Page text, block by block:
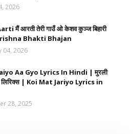
2026
मैं आरती तेरी गाउँ ओ केशव कुञ्ज बिहारी
Bhakti Bhajan
04, 2026
Aa Gyo Lyrics In Hindi | मुरली
लिरिक्स | Koi Mat Jariyo Lyrics in
28, 2025